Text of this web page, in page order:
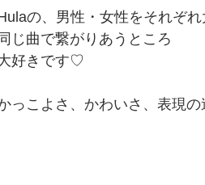
の、男性・女性をそれぞ
同じ曲で繋がりあうところ
好きです♡
っこよさ、かわいさ、表現